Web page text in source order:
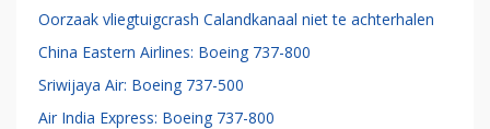
Oorzaak vliegtuigcrash Calandkanaal niet te achterhalen
China Eastern Airlines: Boeing 737-800
Sriwijaya Air: Boeing 737-500
Air India Express: Boeing 737-800